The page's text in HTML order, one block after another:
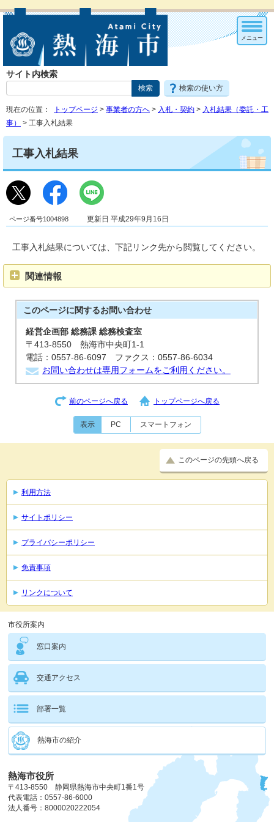
サイト内検索
検索の使い方
メニュー
現在の位置： トップページ > 事業者の方へ > 入札・契約 > 入札結果（委託・工
事）
> 工事入札結果
工事入札結果
ページ番号1004898 更新日 平成29年9月16日
工事入札結果については、下記リンク先から閲覧してください。
関連情報
このページに関するお問い合わせ
経営企画部 総務課 総務検査室
〒413-8550 熱海市中央町1-1
電話：0557-86-6097 ファクス：0557-86-6034
お問い合わせは専用フォームをご利用ください。
前のページへ戻る トップページへ戻る
表示 PC スマートフォン
このページの先頭へ戻る
利用方法
サイトポリシー
プライバシーポリシー
免責事項
リンクについて
市役所案内
窓口案内
交通アクセス
部署一覧
熱海市の紹介
熱海市役所
〒413-8550 静岡県熱海市中央町1番1号
代表電話：0557-86-6000
法人番号：8000020222054